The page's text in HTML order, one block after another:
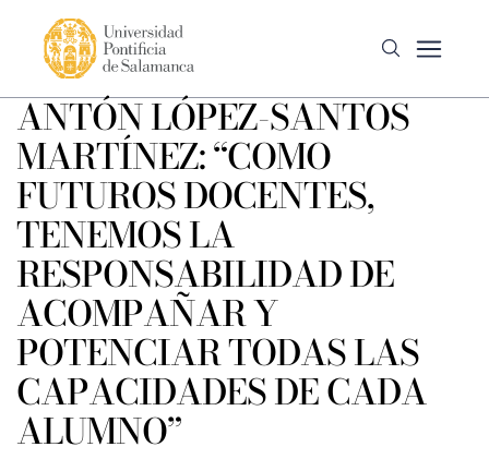
ANTÓN LÓPEZ-SANTOS
MARTÍNEZ: “COMO
FUTUROS DOCENTES,
TENEMOS LA
RESPONSABILIDAD DE
ACOMPAÑAR Y
POTENCIAR TODAS LAS
CAPACIDADES DE CADA
ALUMNO”